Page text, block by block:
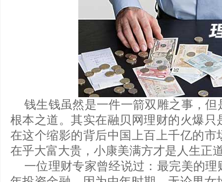
钱生钱虽然是一件一箭双雕之事，
根本之道。其实在融贝网理财的火爆只
在这个缩影的背后中国上百上千亿的市
在乎大富大贵，小康美满方才是人生正
一位理财专家曾经说过：最完美的